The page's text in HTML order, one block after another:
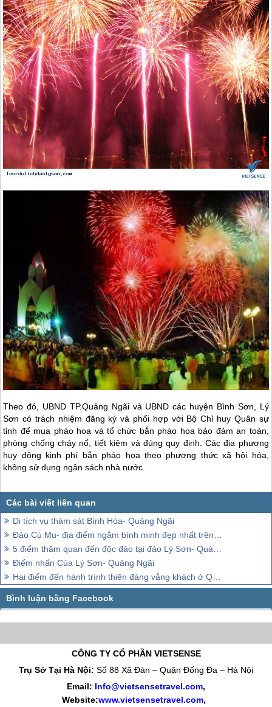
Theo đó, UBND TP.Quảng Ngãi và UBND các huyện Bình Sơn, Lý
Sơn có trách nhiệm đăng ký và phối hợp với Bộ Chỉ huy Quân sự
tỉnh để mua pháo hoa và tổ chức bắn pháo hoa bảo đảm an toàn,
phòng chống cháy nổ, tiết kiệm và đúng quy định. Các địa phương
huy động kinh phí bắn pháo hoa theo phương thức xã hội hóa,
không sử dụng ngân sách nhà nước.
Di tích vụ thảm sát Bình Hòa- Quảng Ngãi
Đảo Cù Mu- địa điểm ngắm bình minh đẹp nhất trên Lý Sơn
5 điểm thăm quan đến độc đáo tại đảo Lý Sơn- Quảng Ngãi
Điểm nhấn Của Lý Sơn- Quảng Ngãi
Hai điểm đến hành trình thiên đàng vắng khách ở Quảng Ngãi
CÔNG TY CỔ PHẦN VIETSENSE
Trụ Sở Tại Hà Nội: Số 88 Xã Đàn – Quận Đống Đa – Hà Nội
Email: Info@vietsensetravel.com,
Website:www.vietsensetravel.com,